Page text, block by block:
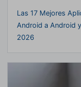
Las 17 Mejores
Android a Android
2026